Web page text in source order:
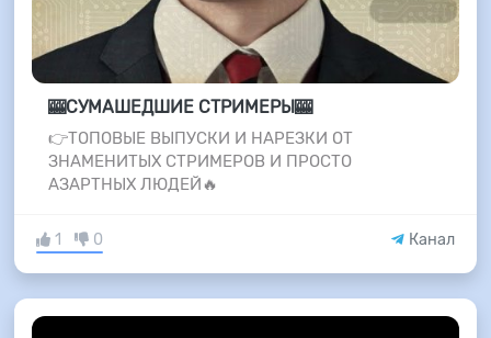
🎰СУМАШЕДШИЕ СТРИМЕРЫ🎰
👉ТОПОВЫЕ ВЫПУСКИ И НАРЕЗКИ ОТ
ЗНАМЕНИТЫХ СТРИМЕРОВ И ПРОСТО
АЗАРТНЫХ ЛЮДЕЙ🔥
1 0 Канал